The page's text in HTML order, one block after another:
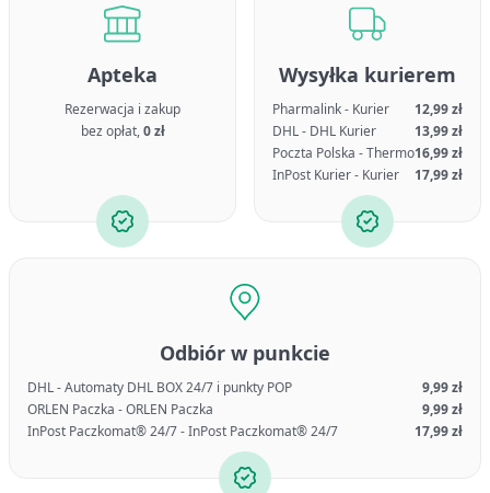
Apteka
Rezerwacja i zakup
bez opłat,0 zł
Wysyłka kurierem
Pharmalink - Kurier
12,99 zł
DHL - DHL Kurier
13,99 zł
Poczta Polska - Thermo16,99 zł
InPost Kurier - Kurier
17,99 zł
Odbiór w punkcie
DHL - Automaty DHL BOX 24/7 i punkty POP
9,99 zł
ORLEN Paczka - ORLEN Paczka
9,99 zł
InPost Paczkomat® 24/7 - InPost Paczkomat® 24/7
17,99 zł